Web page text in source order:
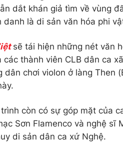
dắt khán giả tìm về vùng
danh là di sản văn hóa phi
sẽ tái hiện những nét văn
các thành viên CLB dân ca
dân chơi violon ở làng Then
còn có sự góp mặt của
Sơn Flamenco và nghệ sĩ
di sản dân ca xứ Nghệ.